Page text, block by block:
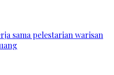
sama pelestarian warisan